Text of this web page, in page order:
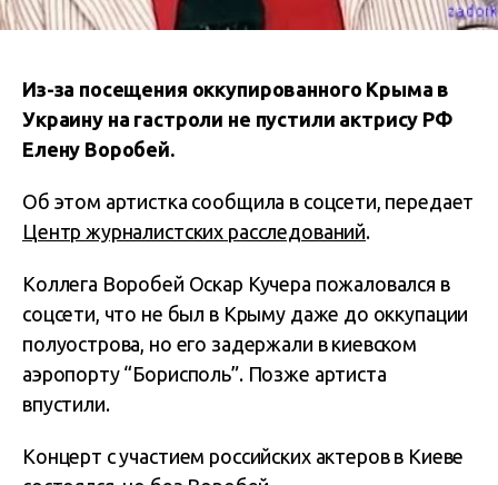
Из-за посещения оккупированного Крыма в
Украину на гастроли не пустили актрису РФ
Елену Воробей.
Об этом артистка сообщила в соцсети, передает
Центр журналистских расследований.
Коллега Воробей Оскар Кучера пожаловался в
соцсети, что не был в Крыму даже до оккупации
полуострова, но его задержали в киевском
аэропорту “Борисполь”. Позже артиста
впустили.
Концерт с участием российских актеров в Киеве